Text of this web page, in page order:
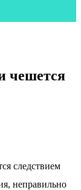
чешется
следствием
неправильно